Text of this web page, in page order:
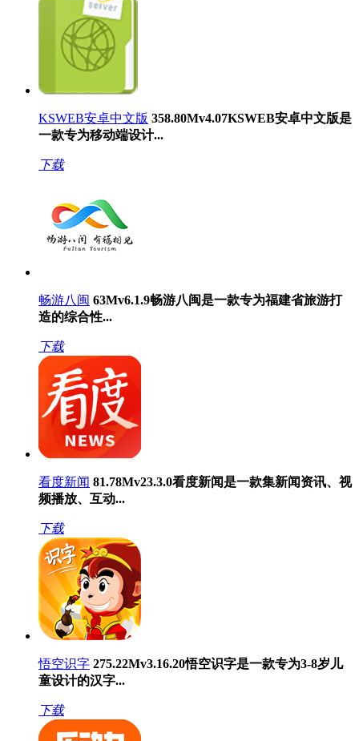
KSWEB安卓中文版 358.80Mv4.07KSWEB安卓中文版是
一款专为移动端设计...
下载
畅游八闽 63Mv6.1.9畅游八闽是一款专为福建省旅游打
造的综合性...
下载
看度新闻 81.78Mv23.3.0看度新闻是一款集新闻资讯、视
频播放、互动...
下载
悟空识字 275.22Mv3.16.20悟空识字是一款专为3-8岁儿
童设计的汉字...
下载